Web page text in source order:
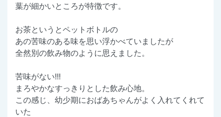
葉が細かいところが特徴です。
お茶というとペットボトルの
あの苦味のある味を思い浮かべていましたが
全然別の飲み物のように思えました。
苦味がない!!!
まろやかなすっきりとした飲み心地。
この感じ、幼少期におばあちゃんがよく入れてくれて
いた